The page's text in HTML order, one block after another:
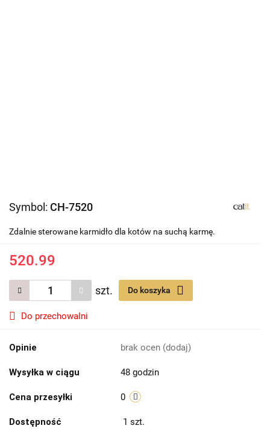
Symbol: CH-7520
Zdalnie sterowane karmidło dla kotów na suchą karmę.
520.99
szt. Do koszyka
Do przechowalni
Opinie brak ocen (dodaj)
Wysyłka w ciągu 48 godzin
Cena przesyłki 0
Dostępność 1 szt.